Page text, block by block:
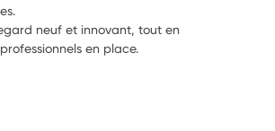
neuf et innovant, tout en
en place.
un soutien complémentaire.